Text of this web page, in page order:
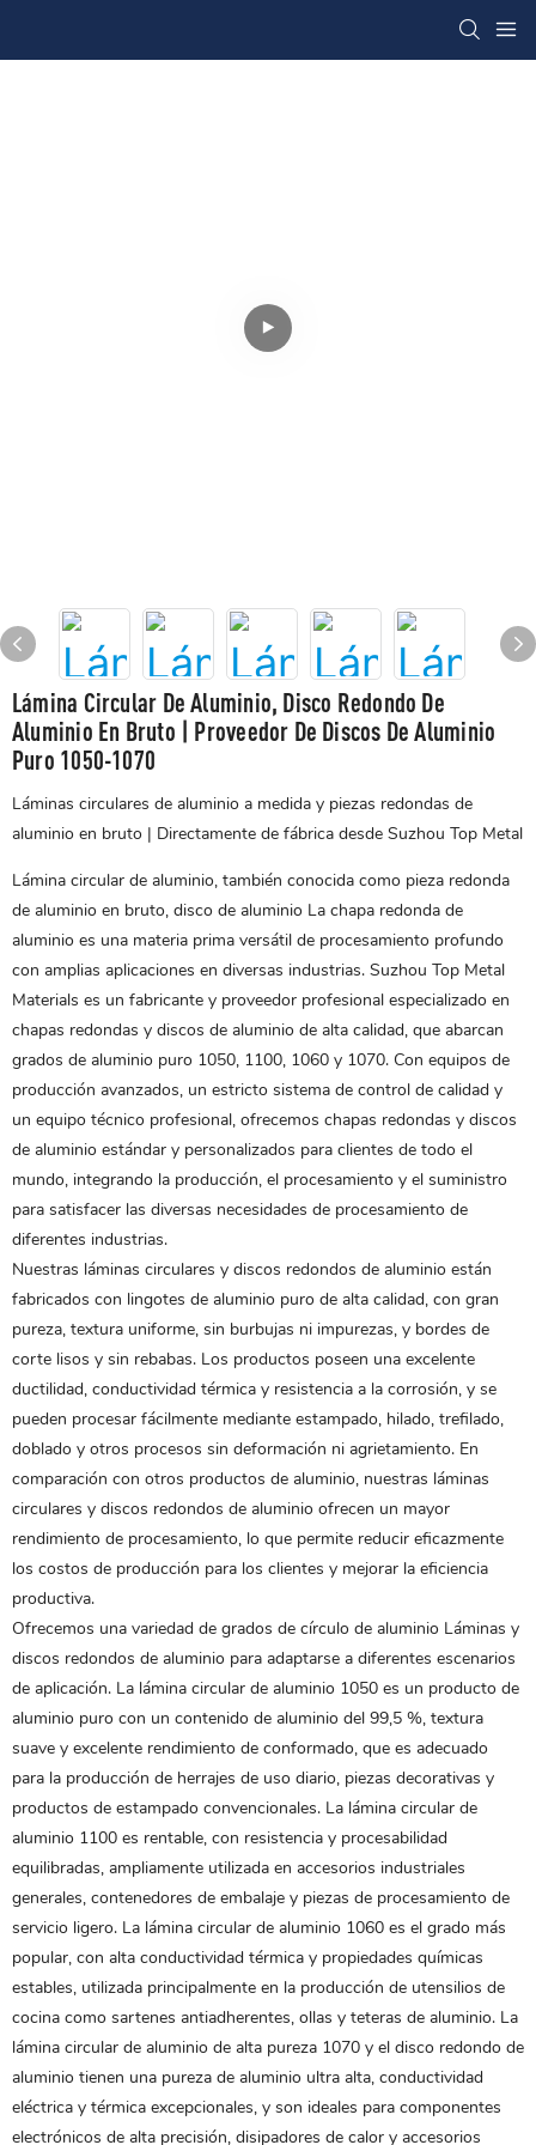
Lámina Circular De Aluminio, Disco Redondo De
Aluminio En Bruto | Proveedor De Discos De Aluminio
Puro 1050-1070
Láminas circulares de aluminio a medida y piezas redondas de
aluminio en bruto | Directamente de fábrica desde Suzhou Top Metal
Lámina circular de aluminio, también conocida como pieza redonda
de aluminio en bruto, disco de aluminio La chapa redonda de
aluminio es una materia prima versátil de procesamiento profundo
con amplias aplicaciones en diversas industrias. Suzhou Top Metal
Materials es un fabricante y proveedor profesional especializado en
chapas redondas y discos de aluminio de alta calidad, que abarcan
grados de aluminio puro 1050, 1100, 1060 y 1070. Con equipos de
producción avanzados, un estricto sistema de control de calidad y
un equipo técnico profesional, ofrecemos chapas redondas y discos
de aluminio estándar y personalizados para clientes de todo el
mundo, integrando la producción, el procesamiento y el suministro
para satisfacer las diversas necesidades de procesamiento de
diferentes industrias.
Nuestras láminas circulares y discos redondos de aluminio están
fabricados con lingotes de aluminio puro de alta calidad, con gran
pureza, textura uniforme, sin burbujas ni impurezas, y bordes de
corte lisos y sin rebabas. Los productos poseen una excelente
ductilidad, conductividad térmica y resistencia a la corrosión, y se
pueden procesar fácilmente mediante estampado, hilado, trefilado,
doblado y otros procesos sin deformación ni agrietamiento. En
comparación con otros productos de aluminio, nuestras láminas
circulares y discos redondos de aluminio ofrecen un mayor
rendimiento de procesamiento, lo que permite reducir eficazmente
los costos de producción para los clientes y mejorar la eficiencia
productiva.
Ofrecemos una variedad de grados de círculo de aluminio Láminas y
discos redondos de aluminio para adaptarse a diferentes escenarios
de aplicación. La lámina circular de aluminio 1050 es un producto de
aluminio puro con un contenido de aluminio del 99,5 %, textura
suave y excelente rendimiento de conformado, que es adecuado
para la producción de herrajes de uso diario, piezas decorativas y
productos de estampado convencionales. La lámina circular de
aluminio 1100 es rentable, con resistencia y procesabilidad
equilibradas, ampliamente utilizada en accesorios industriales
generales, contenedores de embalaje y piezas de procesamiento de
servicio ligero. La lámina circular de aluminio 1060 es el grado más
popular, con alta conductividad térmica y propiedades químicas
estables, utilizada principalmente en la producción de utensilios de
cocina como sartenes antiadherentes, ollas y teteras de aluminio. La
lámina circular de aluminio de alta pureza 1070 y el disco redondo de
aluminio tienen una pureza de aluminio ultra alta, conductividad
eléctrica y térmica excepcionales, y son ideales para componentes
electrónicos de alta precisión, disipadores de calor y accesorios